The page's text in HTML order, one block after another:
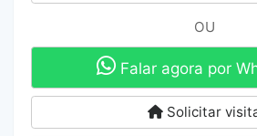
OU
Falar agora por
Solicitar